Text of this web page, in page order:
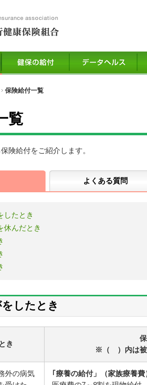
保険給付一覧
覧
険給付をご紹介します。
よくある質問
したとき
休んだとき
したとき
き
※（ ）内は被
外の病気
｢療養の給付」（家族療養費